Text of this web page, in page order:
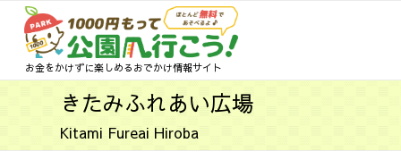
お金をかけずに楽しめるおでかけ情報サイト
きたみふれあい広場
Kitami Fureai Hiroba